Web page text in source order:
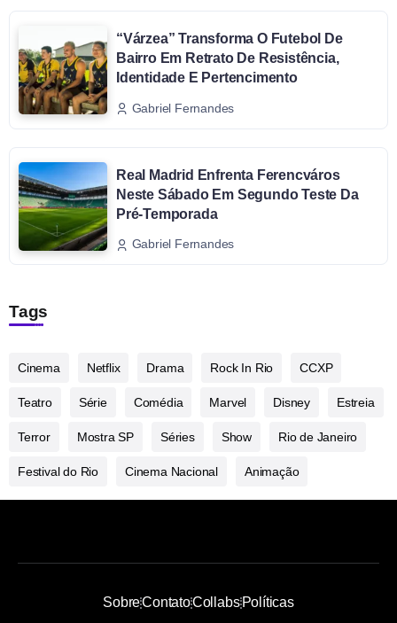
“Várzea” Transforma O Futebol De
Bairro Em Retrato De Resistência,
Identidade E Pertencimento
Gabriel Fernandes
Real Madrid Enfrenta Ferencváros
Neste Sábado Em Segundo Teste Da
Pré-Temporada
Gabriel Fernandes
Tags
Cinema Netflix Drama Rock In Rio CCXP
Teatro Série Comédia Marvel Disney Estreia
Terror Mostra SP Séries Show Rio de Janeiro
Festival do Rio Cinema Nacional Animação
SobreContatoCollabsPolíticas